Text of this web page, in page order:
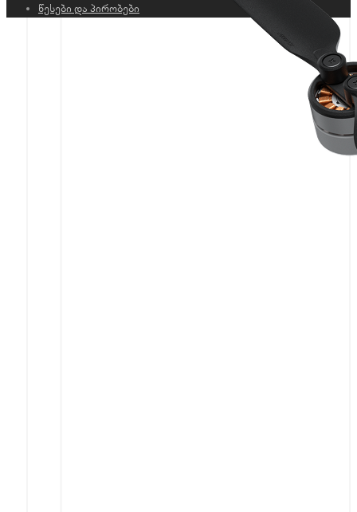
წესები და პირობები